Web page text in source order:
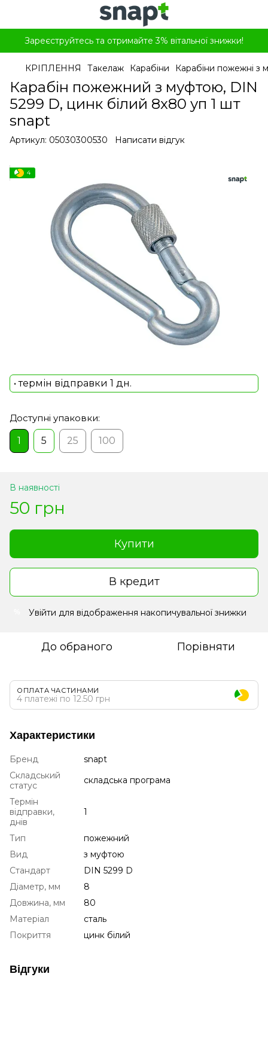
Зареєструйтесь та отримайте 3% вітальної знижки!
КРІПЛЕННЯ Такелаж Карабіни Карабіни пожежні з
Карабін пожежний з муфтою, DIN
5299 D, цинк білий 8x80 уп 1 шт
snapt
Артикул: 05030300530 Написати відгук
4
• термін відправки 1 дн.
Доступні упаковки:
1
5 25 100
В наявності
50 грн
Купити
В кредит
Увійти для відображення накопичувальної знижки
До обраного Порівняти
ОПЛАТА ЧАСТИНАМИ
4 платежі по 12.50 грн
Характеристики
Бренд
snapt
Складський
статус
складська програма
Термін
відправки,
днів
1
Тип
пожежний
Вид
з муфтою
Стандарт
DIN 5299 D
Діаметр, мм
8
Довжина, мм
80
Матеріал
сталь
Покриття
цинк білий
Відгуки